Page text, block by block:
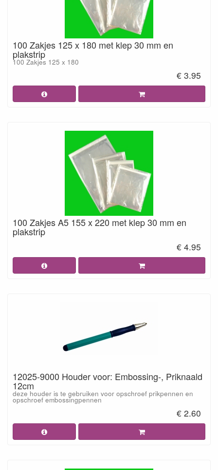
100 Zakjes 125 x 180 met klep 30 mm en
plakstrip
100 Zakjes 125 x 180
€ 3.95
100 Zakjes A5 155 x 220 met klep 30 mm en
plakstrip
€ 4.95
12025-9000 Houder voor: Embossing-, Priknaald
12cm
deze houder is te gebruiken voor opschroef prikpennen en
opschroef embossingpennen
€ 2.60